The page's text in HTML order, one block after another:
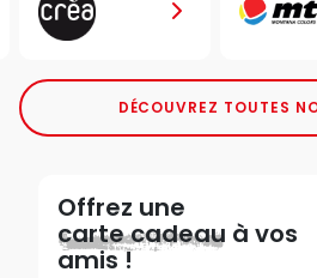
DÉCOUVREZ TOUTES
Offrez une
carte cadeau à vos
amis !